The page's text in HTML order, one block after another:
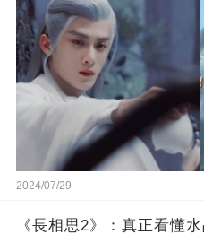
2024/07/29
《長相思2》：真正看懂